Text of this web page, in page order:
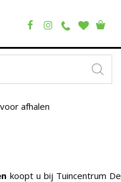
afhalen
koopt u bij Tuincentrum De